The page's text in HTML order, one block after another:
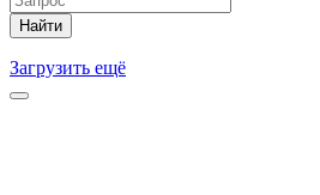
Найти
Загрузить ещё